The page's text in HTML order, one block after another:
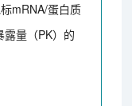
mRNA/蛋白质
量（PK）的